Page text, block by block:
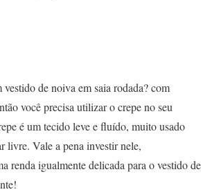
de noiva em saia rodada? com
você precisa utilizar o crepe no seu
é um tecido leve e fluído, muito usado
livre. Vale a pena investir nele,
renda igualmente delicada para o vestido de